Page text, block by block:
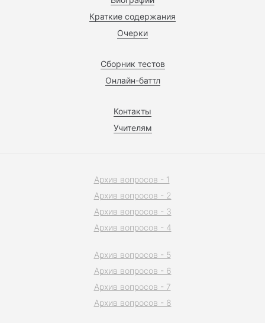
Краткие содержания
Очерки
Сборник тестов
Онлайн-баттл
Контакты
Учителям
Архив вопросов - 1
Архив вопросов - 2
Архив вопросов - 3
Архив вопросов - 4
Архив вопросов - 5
Архив вопросов - 6
Архив вопросов - 7
Архив вопросов - 8